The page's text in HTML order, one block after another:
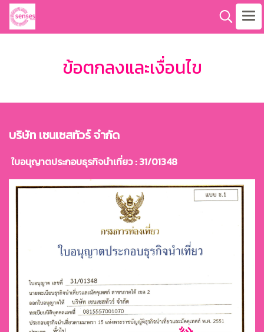
ข้อตกลงและเงื่อนไข
บริษัท เซนเซสทัวร์ จำกัด
ใบอนุญาตประกอบธุรกิจนำเที่ยว : 31/01348